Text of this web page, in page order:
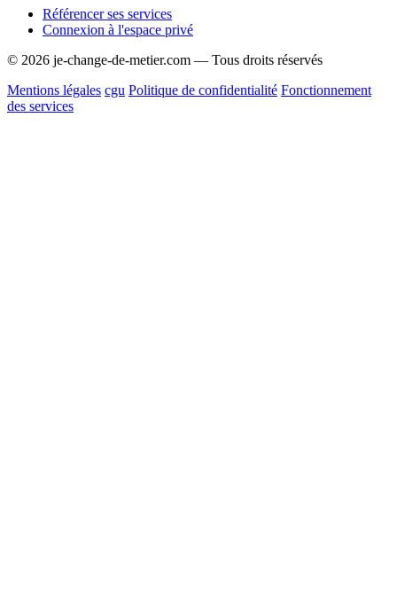
Référencer ses services
Connexion à l'espace privé
© 2026 je-change-de-metier.com — Tous droits réservés
Mentions légales cgu Politique de confidentialité Fonctionnement
des services